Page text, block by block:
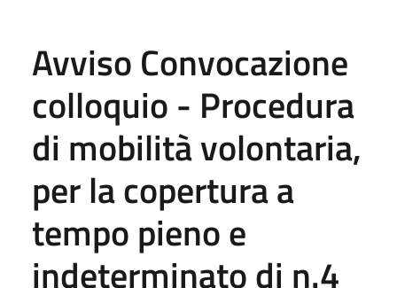
Avviso Convocazione
colloquio - Procedura
di mobilità volontaria,
per la copertura a
tempo pieno e
indeterminato di n.4